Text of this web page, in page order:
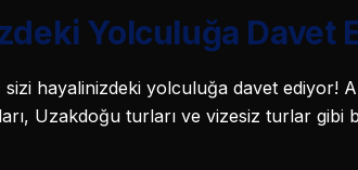
Yolculuğa Davet
sizi hayalinizdeki yolculuğa davet ediyor!
Uzakdoğu turları ve vizesiz turlar gibi